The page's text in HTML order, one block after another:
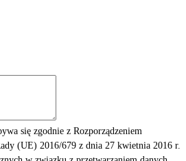
się zgodnie z Rozporządzeniem
(UE) 2016/679 z dnia 27 kwietnia 2016 r.